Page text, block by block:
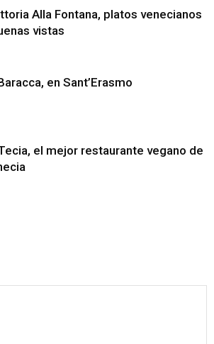
Alla Fontana, platos venecianos
vistas
en Sant’Erasmo
el mejor restaurante vegano de